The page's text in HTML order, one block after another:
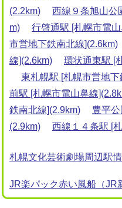
(2.2km)
西線９条旭山公
m)
行啓通駅 [札幌市電
市営地下鉄南北線](2.6km)
線](2.6km)
環状通東駅 [
東札幌駅 [札幌市営地
前駅 [札幌市電山鼻線
鉄南北線](2.9km)
豊平
(2.9km)
西線１４条駅 [
札幌文化芸術劇場周辺駅
JR楽パック赤い風船（JR